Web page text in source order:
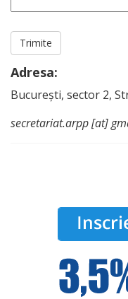
Adresa:
București, sector 2,
secretariat.arpp [at]